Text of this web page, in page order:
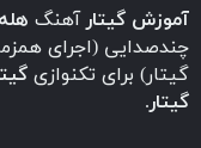
آموزش گیتار آهنگ
چندصدایی (اجرای
گیتار) برای تکنوازی
گیتار.